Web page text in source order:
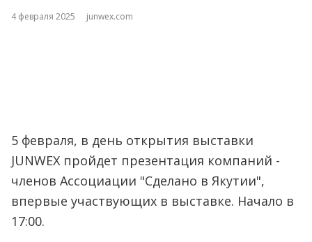
4 февраля 2025 junwex.com
5 февраля, в день открытия выставки
JUNWEX пройдет презентация компаний -
членов Ассоциации "Сделано в Якутии",
впервые участвующих в выставке. Начало в
17:00.